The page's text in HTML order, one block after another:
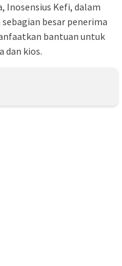
Inosensius Kefi, dalam
besar penerima
bantuan untuk
dan kios.